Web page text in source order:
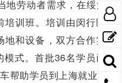
地劳动者需求，在绥江县
培训班。培训由闵行区提
和设备，双方合作实现
式。首批36名学员已结
帮助学员到上海就业。